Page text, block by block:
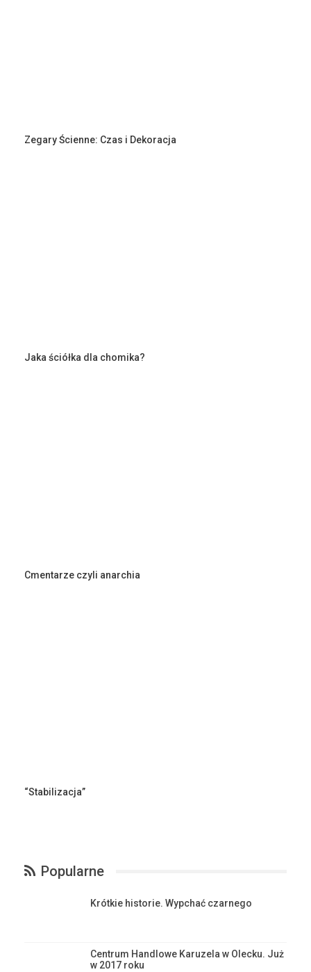
Zegary Ścienne: Czas i Dekoracja
Jaka ściółka dla chomika?
Cmentarze czyli anarchia
“Stabilizacja”
Popularne
Krótkie historie. Wypchać czarnego
Centrum Handlowe Karuzela w Olecku. Już
w 2017 roku